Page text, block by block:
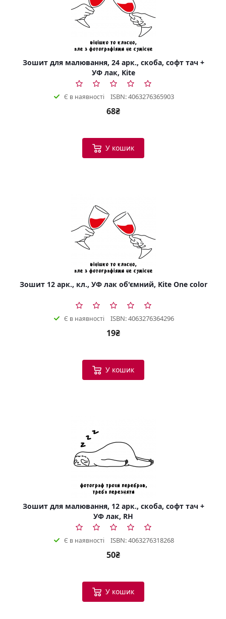
Зошит для малювання, 24 арк., скоба, софт тач +
УФ лак, Kite
Є в наявності ISBN: 4063276365903
68₴
У кошик
Зошит 12 арк., кл., УФ лак об'ємний, Kite One color
Є в наявності ISBN: 4063276364296
19₴
У кошик
Зошит для малювання, 12 арк., скоба, софт тач +
УФ лак, RH
Є в наявності ISBN: 4063276318268
50₴
У кошик